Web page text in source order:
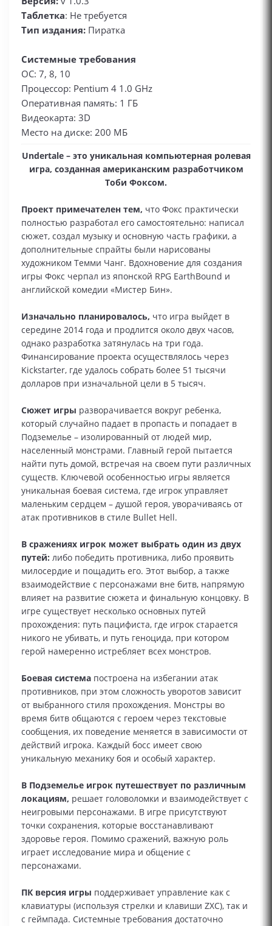
Таблетка: Не требуется
Тип издания: Пиратка
Системные требования
ОС: 7, 8, 10
Процессор: Pentium 4 1.0 GHz
Оперативная память: 1 ГБ
Видеокарта: 3D
Место на диске: 200 МБ
Undertale – это уникальная компьютерная ролевая
игра, созданная американским разработчиком
Тоби Фоксом.
Проект примечателен тем, что Фокс практически
полностью разработал его самостоятельно: написал
сюжет, создал музыку и основную часть графики, а
дополнительные спрайты были нарисованы
художником Темми Чанг. Вдохновение для создания
игры Фокс черпал из японской RPG EarthBound и
английской комедии «Мистер Бин».
Изначально планировалось, что игра выйдет в
середине 2014 года и продлится около двух часов,
однако разработка затянулась на три года.
Финансирование проекта осуществлялось через
Kickstarter, где удалось собрать более 51 тысячи
долларов при изначальной цели в 5 тысяч.
Сюжет игры разворачивается вокруг ребенка,
который случайно падает в пропасть и попадает в
Подземелье – изолированный от людей мир,
населенный монстрами. Главный герой пытается
найти путь домой, встречая на своем пути различных
существ. Ключевой особенностью игры является
уникальная боевая система, где игрок управляет
маленьким сердцем – душой героя, уворачиваясь от
атак противников в стиле Bullet Hell.
В сражениях игрок может выбрать один из двух
путей: либо победить противника, либо проявить
милосердие и пощадить его. Этот выбор, а также
взаимодействие с персонажами вне битв, напрямую
влияет на развитие сюжета и финальную концовку. В
игре существует несколько основных путей
прохождения: путь пацифиста, где игрок старается
никого не убивать, и путь геноцида, при котором
герой намеренно истребляет всех монстров.
Боевая система построена на избегании атак
противников, при этом сложность уворотов зависит
от выбранного стиля прохождения. Монстры во
время битв общаются с героем через текстовые
сообщения, их поведение меняется в зависимости от
действий игрока. Каждый босс имеет свою
уникальную механику боя и особый характер.
В Подземелье игрок путешествует по различным
локациям, решает головоломки и взаимодействует с
неигровыми персонажами. В игре присутствуют
точки сохранения, которые восстанавливают
здоровье героя. Помимо сражений, важную роль
играет исследование мира и общение с
персонажами.
ПК версия игры поддерживает управление как с
клавиатуры (используя стрелки и клавиши ZXC), так и
с геймпада. Системные требования достаточно